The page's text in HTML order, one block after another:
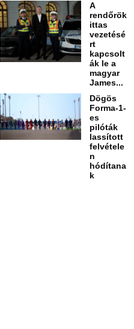
A
rendőrök
ittas
vezetésé
rt
kapcsolt
ák le a
magyar
James...
Dögös
Forma-1-
es
pilóták
lassított
felvétele
n
hódítana
k